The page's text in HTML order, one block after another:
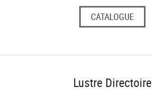
CATALOGUE
Lustre Directoire